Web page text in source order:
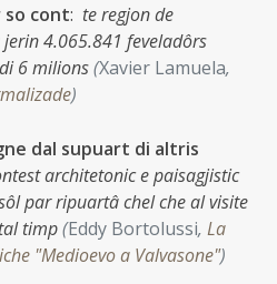
so cont: te regjon de
jerin 4.065.841 feveladôrs
6 milions(Xavier Lamuela,
)
dal supuart di altris
architetonic e paisagjistic
par ripuartâ chel che al visite
timp(Eddy Bortolussi, La
"Medioevo a Valvasone")